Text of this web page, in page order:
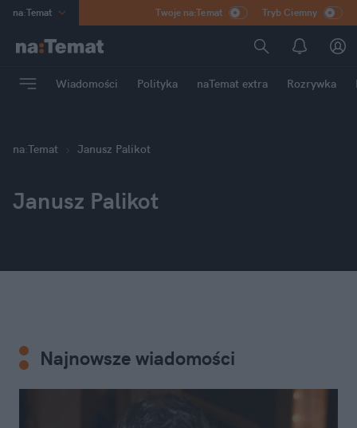
na:Temat
Poland
mama
Rozrywka
Twoje na:Temat Tryb Ciemny
Wiadomości Polityka naTemat extra Rozrywka
na:Temat Janusz Palikot
Janusz Palikot
Najnowsze wiadomości